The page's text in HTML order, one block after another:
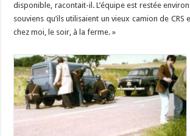
disponible, racontait-il. L’équipe est restée
souviens qu’ils utilisaient un vieux camion de CRS
chez moi, le soir, à la ferme. »